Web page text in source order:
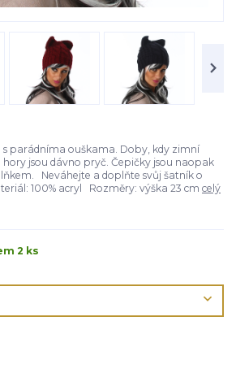
s parádníma ouškama. Doby, kdy zimní
jsou dávno pryč. Čepičky jsou naopak
Neváhejte a doplňte svůj šatník o
100% acryl Rozměry: výška 23 cm celý
2 ks